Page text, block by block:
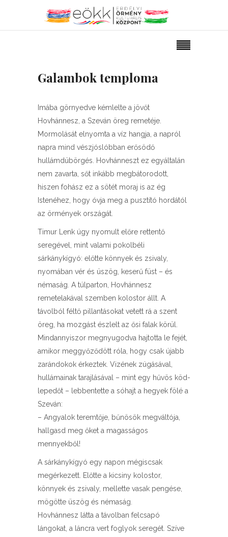
Galambok temploma
Imába görnyedve kémlelte a jövőt
Hovhánnesz, a Szeván öreg remetéje.
Mormolását elnyomta a víz hangja, a napról
napra mind vészjóslóbban erősödő
hullámdübörgés. Hovhánneszt ez egyáltalán
nem zavarta, sőt inkább megbátorodott,
hiszen fohász ez a sötét moraj is az ég
Istenéhez, hogy óvja meg a pusztító hordától
az örmények országát.
Timur Lenk úgy nyomult előre rettentő
seregével, mint valami pokolbéli
sárkánykígyó: előtte könnyek és zsivaly,
nyomában vér és üszög, keserű füst – és
némaság. A túlparton, Hovhánnesz
remetelakával szemben kolostor állt. A
távolból féltő pillantásokat vetett rá a szent
öreg, ha mozgást észlelt az ősi falak körül.
Mindannyiszor megnyugodva hajtotta le fejét,
amikor meggyőződött róla, hogy csak újabb
zarándokok érkeztek. Vizének zúgásával,
hullámainak tarajlásával – mint egy hűvös köd-
lepedőt – lebbentette a sóhajt a hegyek fölé a
Szeván:
– Angyalok teremtője, bűnösök megváltója,
hallgasd meg őket a magasságos
mennyekből!
A sárkánykígyó egy napon mégiscsak
megérkezett. Előtte a kicsiny kolostor,
könnyek és zsivaly, mellette vasak pengése,
mögötte üszög és némaság.
Hovhánnesz látta a távolban felcsapó
lángokat, a láncra vert foglyok seregét. Szíve